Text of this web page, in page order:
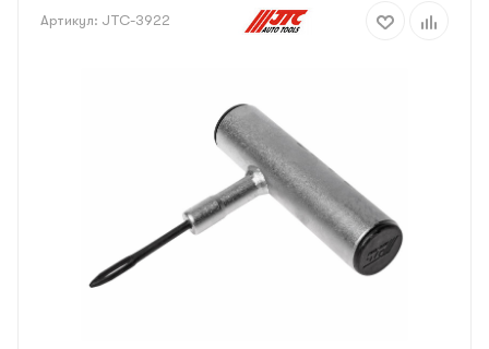
Артикул: JTC-3922